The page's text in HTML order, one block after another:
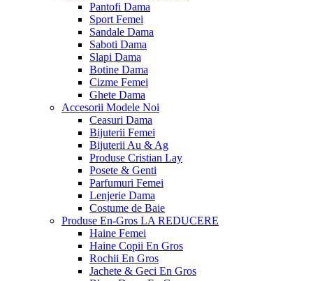
Pantofi Dama
Sport Femei
Sandale Dama
Saboti Dama
Slapi Dama
Botine Dama
Cizme Femei
Ghete Dama
Accesorii Modele Noi
Ceasuri Dama
Bijuterii Femei
Bijuterii Au & Ag
Produse Cristian Lay
Posete & Genti
Parfumuri Femei
Lenjerie Dama
Costume de Baie
Produse En-Gros LA REDUCERE
Haine Femei
Haine Copii En Gros
Rochii En Gros
Jachete & Geci En Gros